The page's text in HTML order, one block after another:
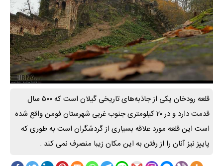
قلعه رودخان یکی از جاذبه‌های تاریخی گیلان است که ۵۰۰ سال
قدمت دارد و در ۲۰ کیلومتری جنوب غربی شهرستان فومن واقع شده
است این قلعه مورد علاقه بسیاری از گردشگران است به طوری که
پاییز نیز آنان را از رفتن به این مکان زیبا منصرف نمی کند .